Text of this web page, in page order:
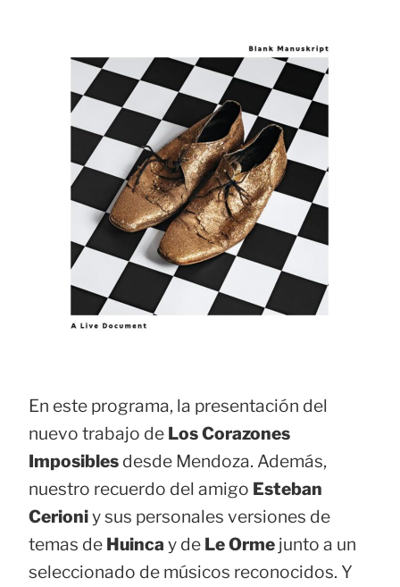
En este programa, la presentación del
nuevo trabajo de Los Corazones
Imposibles desde Mendoza. Además,
nuestro recuerdo del amigo Esteban
Cerioniy sus personales versiones de
temas de Huinca y de Le Orme junto a un
seleccionado de músicos reconocidos. Y